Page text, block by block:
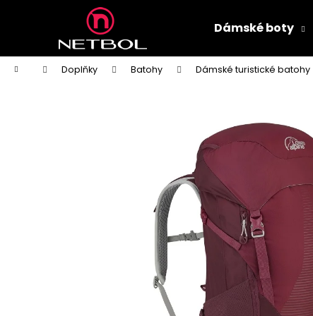
Dámské boty
Domů Doplňky Batohy Dámské turistické batohy
í
do
obchodu
do
obchodu
DÁMSKÉ PANTOFLE PETER LEGWOOD